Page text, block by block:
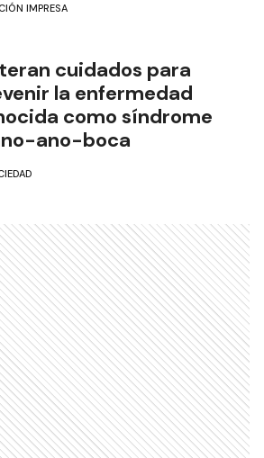
IMPRESA
cuidados para
la enfermedad
como síndrome
ano-boca